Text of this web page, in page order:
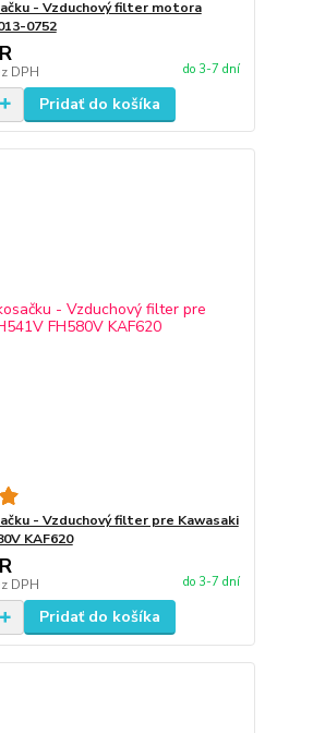
- Vzduchový filter motora
0752
DPH do 3-7 dní
Pridať do košíka
- Vzduchový filter pre Kawasaki
KAF620
DPH do 3-7 dní
Pridať do košíka